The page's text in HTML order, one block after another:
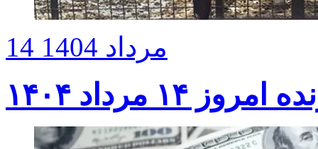
14 مرداد 1404
۱۴ مرداد ۱۴۰۴